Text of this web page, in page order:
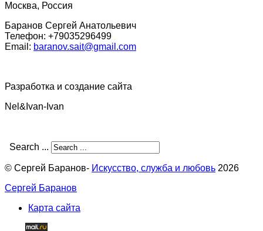
Москва, Россия
Баранов Сергей Анатольевич
Телефон: +79035296499
Email: baranov.sait@gmail.com
Разработка и создание сайта
Nel&Ivan-Ivan
Search ...
© Сергей Баранов- Искусство, служба и любовь 2026
Сергей Баранов
Карта сайта